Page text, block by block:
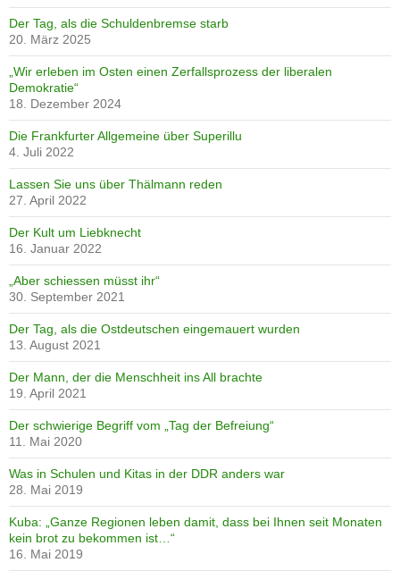
Der Tag, als die Schuldenbremse starb
20. März 2025
„Wir erleben im Osten einen Zerfallsprozess der liberalen
Demokratie“
18. Dezember 2024
Die Frankfurter Allgemeine über Superillu
4. Juli 2022
Lassen Sie uns über Thälmann reden
27. April 2022
Der Kult um Liebknecht
16. Januar 2022
„Aber schiessen müsst ihr“
30. September 2021
Der Tag, als die Ostdeutschen eingemauert wurden
13. August 2021
Der Mann, der die Menschheit ins All brachte
19. April 2021
Der schwierige Begriff vom „Tag der Befreiung“
11. Mai 2020
Was in Schulen und Kitas in der DDR anders war
28. Mai 2019
Kuba: „Ganze Regionen leben damit, dass bei Ihnen seit Monaten
kein brot zu bekommen ist…“
16. Mai 2019